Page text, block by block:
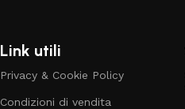
Link utili
Privacy & Cookie Policy
Condizioni di vendita